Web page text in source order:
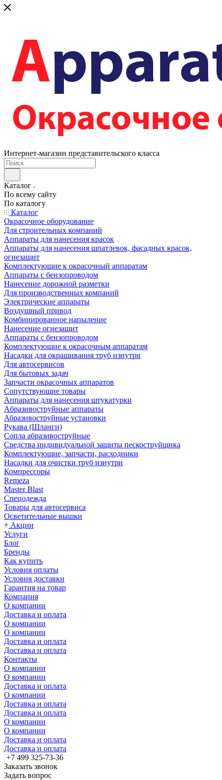
Интернет-магазин представительского класса
Каталог
По всему сайту
По каталогу
Каталог
Окрасочное оборудование
Для строительных компаний
Аппараты для нанесения красок
Аппараты для нанесения шпатлевок, фасадных красок,
огнезащит
Комплектующие к окрасочный аппаратам
Аппараты с бензопроводом
Нанесение дорожной разметки
Для производственных компаний
Электрические аппараты
Воздушный привод
Комбинированное напыление
Нанесение огнезащит
Аппараты с бензопроводом
Комплектующие к окрасочным аппаратам
Насадки для окрашивания труб изнутри
Для автосервисов
Для бытовых задач
Запчасти окрасочных аппаратов
Сопутствующие товары
Аппараты для нанесения штукатурки
Aбразивоструйные аппараты
Абразивоструйные установки
Рукава (Шланги)
Сопла абразивоструйные
Средства индивидуальной защиты пескоструйщика
Комплектующие, запчасти, расходники
Насадки для очистки труб изнутри
Компрессоры
Remeza
Master Blast
Спецодежда
Товары для автосервиса
Осветительные вышки
Акции
Услуги
Блог
Бренды
Как купить
Условия оплаты
Условия доставки
Гарантия на товар
Компания
О компании
Доставка и оплата
О компании
О компании
Доставка и оплата
Доставка и оплата
Контакты
О компании
О компании
Доставка и оплата
О компании
Доставка и оплата
Доставка и оплата
О компании
О компании
Доставка и оплата
Доставка и оплата
+7 499 325-73-36
Заказать звонок
Задать вопрос